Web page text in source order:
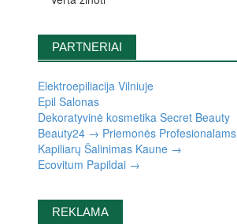
PARTNERIAI
Elektroepiliacija Vilniuje
Epil Salonas
Dekoratyvinė kosmetika Secret Beauty
Beauty24 → Priemonės Profesionalams
Kapiliarų Šalinimas Kaune →
Ecovitum Papildai →
REKLAMA